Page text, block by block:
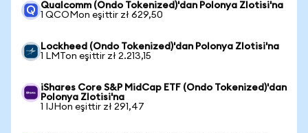
Qualcomm (Ondo Tokenized)'dan Polonya Zlotisi'na
1 QCOMon eşittir zł 629,50
Lockheed (Ondo Tokenized)'dan Polonya Zlotisi'na
1 LMTon eşittir zł 2.213,15
iShares Core S&P MidCap ETF (Ondo Tokenized)'dan
Polonya Zlotisi'na
1 IJHon eşittir zł 291,47